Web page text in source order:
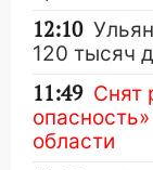
12:10
120 тысяч
11:49 Снят
области